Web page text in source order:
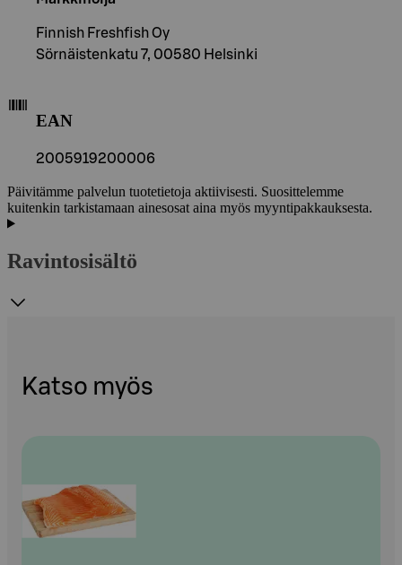
Finnish Freshfish Oy
Sörnäistenkatu 7, 00580 Helsinki
EAN
2005919200006
Päivitämme palvelun tuotetietoja aktiivisesti. Suosittelemme
kuitenkin tarkistamaan ainesosat aina myös myyntipakkauksesta.
Ravintosisältö
Katso myös